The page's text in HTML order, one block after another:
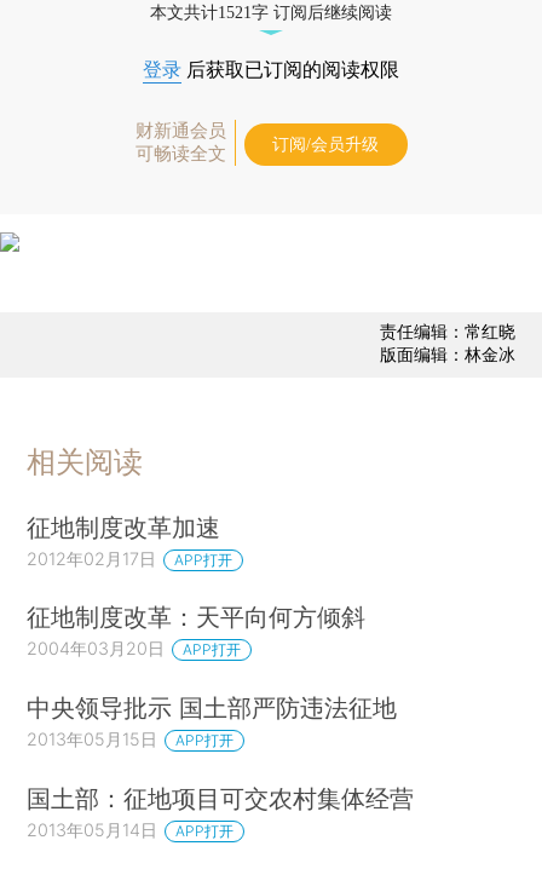
本文共计1521字 订阅后继续阅读
登录 后获取已订阅的阅读权限
财新通会员
可畅读全文
订阅/会员升级
责任编辑：常红晓
版面编辑：林金冰
相关阅读
征地制度改革加速
2012年02月17日 APP打开
征地制度改革：天平向何方倾斜
2004年03月20日 APP打开
中央领导批示 国土部严防违法征地
2013年05月15日 APP打开
国土部：征地项目可交农村集体经营
2013年05月14日 APP打开